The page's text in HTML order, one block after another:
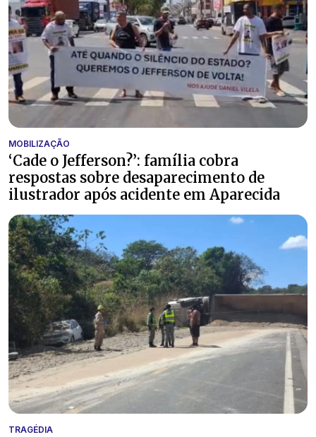
MOBILIZAÇÃO
‘Cade o Jefferson?’: família cobra
respostas sobre desaparecimento de
ilustrador após acidente em Aparecida
TRAGÉDIA